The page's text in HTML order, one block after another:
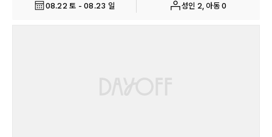
08.22 토 - 08.23 일 성인 2, 아동 0